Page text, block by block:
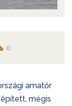
0
amatőr
mégis